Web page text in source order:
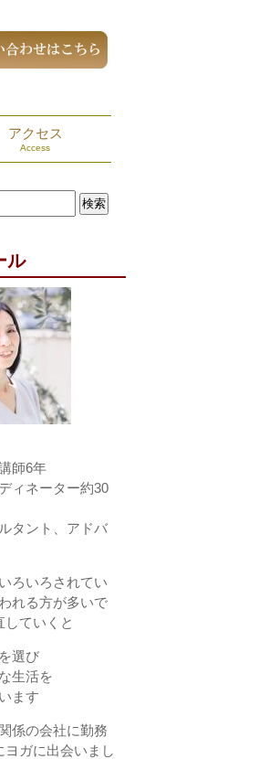
アクセス
Access
ル
師6年
ィネーター約30
タント、アドバ
ろいろされてい
れる方が多いで
ていくと
選び
生活を
ます
係の会社に勤務
ヨガに出会いまし